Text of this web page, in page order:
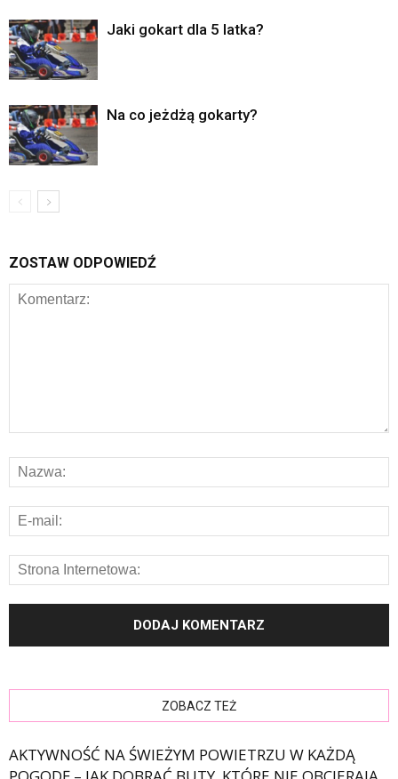
Jaki gokart dla 5 latka?
Na co jeżdżą gokarty?
ZOSTAW ODPOWIEDŹ
ZOBACZ TEŻ
AKTYWNOŚĆ NA ŚWIEŻYM POWIETRZU W KAŻDĄ